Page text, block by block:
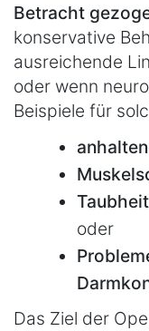
Betracht
konservative
ausreichende
oder wenn
Beispiele für
oder
Das Ziel der